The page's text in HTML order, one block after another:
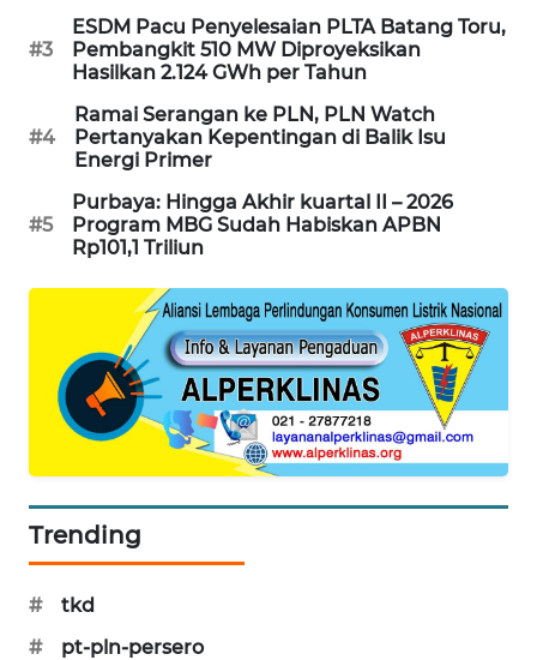
#3
ESDM Pacu Penyelesaian PLTA Batang Toru,
Pembangkit 510 MW Diproyeksikan
Hasilkan 2.124 GWh per Tahun
#4
Ramai Serangan ke PLN, PLN Watch
Pertanyakan Kepentingan di Balik Isu
Energi Primer
#5
Purbaya: Hingga Akhir kuartal II – 2026
Program MBG Sudah Habiskan APBN
Rp101,1 Triliun
Trending
#
tkd
#
pt-pln-persero
ID
ID
NET
WATCH
MKLI
LPKKI
LKKI
KOPEKLIN
PORTAL
KONSUMEN